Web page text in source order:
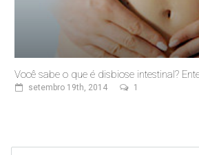
Você sabe o que é disbiose intestinal?
setembro 19th, 2014 1